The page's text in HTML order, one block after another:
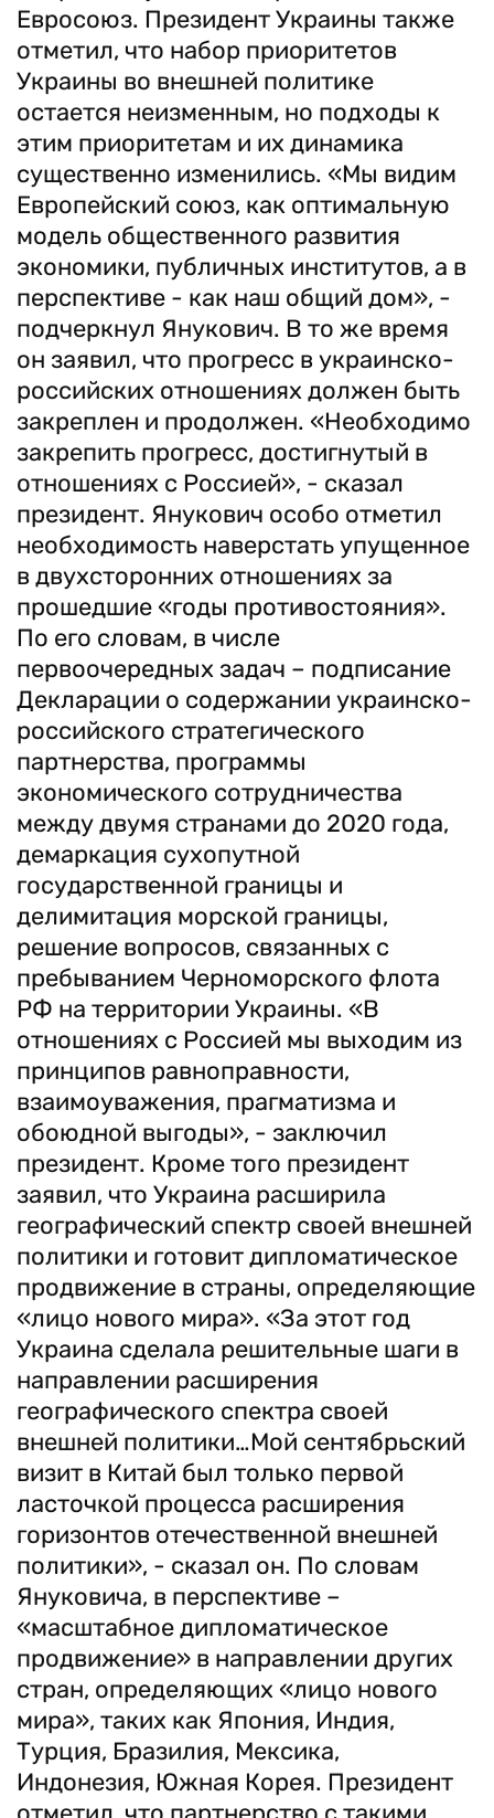
Евросоюз. Президент Украины также
отметил, что набор приоритетов
Украины во внешней политике
остается неизменным, но подходы к
этим приоритетам и их динамика
существенно изменились. «Мы видим
Европейский союз, как оптимальную
модель общественного развития
экономики, публичных институтов, а в
перспективе - как наш общий дом», -
подчеркнул Янукович. В то же время
он заявил, что прогресс в украинско-
российских отношениях должен быть
закреплен и продолжен. «Необходимо
закрепить прогресс, достигнутый в
отношениях с Россией», - сказал
президент. Янукович особо отметил
необходимость наверстать упущенное
в двухсторонних отношениях за
прошедшие «годы противостояния».
По его словам, в числе
первоочередных задач – подписание
Декларации о содержании украинско-
российского стратегического
партнерства, программы
экономического сотрудничества
между двумя странами до 2020 года,
демаркация сухопутной
государственной границы и
делимитация морской границы,
решение вопросов, связанных с
пребыванием Черноморского флота
РФ на территории Украины. «В
отношениях с Россией мы выходим из
принципов равноправности,
взаимоуважения, прагматизма и
обоюдной выгоды», - заключил
президент. Кроме того президент
заявил, что Украина расширила
географический спектр своей внешней
политики и готовит дипломатическое
продвижение в страны, определяющие
«лицо нового мира». «За этот год
Украина сделала решительные шаги в
направлении расширения
географического спектра своей
внешней политики…Мой сентябрьский
визит в Китай был только первой
ласточкой процесса расширения
горизонтов отечественной внешней
политики», - сказал он. По словам
Януковича, в перспективе –
«масштабное дипломатическое
продвижение» в направлении других
стран, определяющих «лицо нового
мира», таких как Япония, Индия,
Турция, Бразилия, Мексика,
Индонезия, Южная Корея. Президент